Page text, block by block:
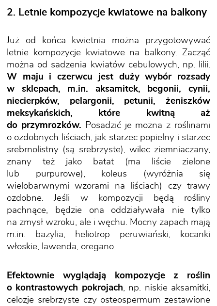
2. Letnie kompozycje kwiatowe na balkony
Już od końca kwietnia można przygotowywać
letnie kompozycje kwiatowe na balkony. Zacząć
można od sadzenia kwiatów cebulowych, np. lilii.
W maju i czerwcu jest duży wybór rozsady
w sklepach, m.in. aksamitek, begonii, cynii,
niecierpków, pelargonii, petunii, żeniszków
meksykańskich, które kwitną aż
do przymrozków. Posadzić je można z roślinami
o ozdobnych liściach, jak starzec popielny i starzec
srebrnolistny (są srebrzyste), wilec ziemniaczany,
znany też jako batat (ma liście zielone
lub purpurowe), koleus (wyróżnia się
wielobarwnymi wzorami na liściach) czy trawy
ozdobne. Jeśli w kompozycji będą rośliny
pachnące, będzie ona oddziaływała nie tylko
na zmysł wzroku, ale i węchu. Mocny zapach mają
m.in. bazylia, heliotrop peruwiański, kocanki
włoskie, lawenda, oregano.
Efektownie wyglądają kompozycje z roślin
o kontrastowych pokrojach, np. niskie aksamitki,
celozje srebrzyste czy osteospermum zestawione